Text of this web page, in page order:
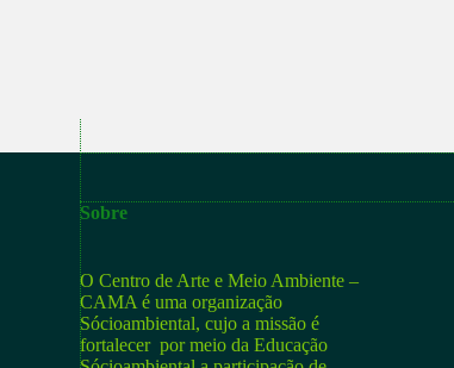
Sobre
O Centro de Arte e Meio Ambiente –
CAMA é uma organização
Sócioambiental, cujo a missão é
fortalecer por meio da Educação